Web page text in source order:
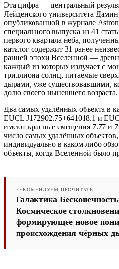
Эта цифра — центральный
Лейденского университета Дамин
опубликованной в журнале
специального выпуска из 41
первого квартала неба,
каталог содержит 31 ранее
ранней эпохи Вселенной —
каждый из которых излучает с
триллиона солнц, питаемые
дырами, уже существовавшими,
долю своего нынешнего возраста.
Два самых удалённых объекта в
EUCL J172902.75+641018.1 и
имеют красные смещения 7.77 и
число самых удалённых
индивидуально в каком-либо
объекты, когда Вселенной было
РЕКОМЕНДУЕМ ПРОЧИТАТЬ
Галактика
Космическое
формирующее новое
происхождения чёрных